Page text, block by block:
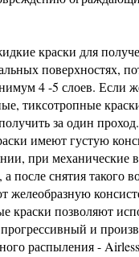
краски для
поверхностях,
4 -5 слоев. Если
тиксотропные
за один проход.
имеют густую
при механические
после снятия такого
желеобразную
краски позволяют
и
распыления -